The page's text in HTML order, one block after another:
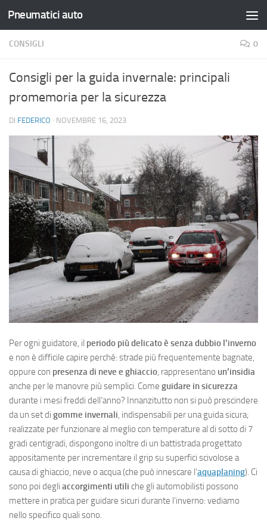
Salta al contenuto
Pneumatici auto
CONSIGLI 0
Consigli per la guida invernale: principali
promemoria per la sicurezza
DI FEDERICO · NOVEMBRE 16, 2023
Per ogni guidatore, il periodo più delicato è senza dubbio l’inverno
e non è difficile capire perché: strade più frequentemente bagnate,
oppure con presenza di neve e ghiaccio, rappresentano un’insidia
anche per le manovre più semplici. Come guidare in sicurezza
durante i mesi freddi dell’anno? Innanzitutto non si può prescindere
da un set di gomme invernali, indispensabili per una guida sicura;
realizzate per funzionare al meglio con temperature al di sotto di 7
gradi centigradi, dispongono inoltre di un battistrada progettato
appositamente per incrementare il grip su superfici scivolose a
causa di ghiaccio, neve o acqua (che può innescare l’aquaplaning). Ci
sono poi degli accorgimenti utili che gli automobilisti possono
mettere in pratica per guidare sicuri durante l’inverno: vediamo
nello specifico quali sono.